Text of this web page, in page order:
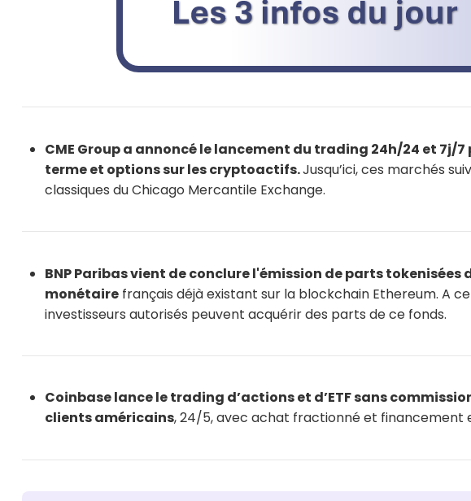
CME Group a annoncé le lancement du trading 24h/24 et 7j/
terme et options sur les cryptoactifs.Jusqu’ici, ces marchés
classiques du Chicago Mercantile Exchange.
BNP Paribas vient de conclure l'émission de parts tokenisées
monétaire français déjà existant sur la blockchain Ethereum. A
investisseurs autorisés peuvent acquérir des parts de ce fonds.
Coinbase lance le trading d’actions et d’ETF sans
clients américains, 24/5, avec achat fractionné et financement